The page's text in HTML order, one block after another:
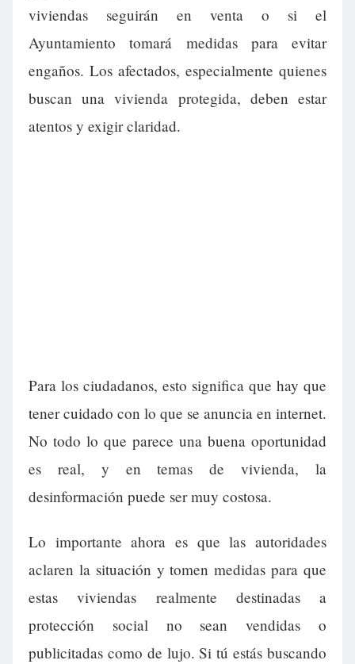
viviendas seguirán en venta o si el
Ayuntamiento tomará medidas para evitar
engaños. Los afectados, especialmente quienes
buscan una vivienda protegida, deben estar
atentos y exigir claridad.
Para los ciudadanos, esto significa que hay que
tener cuidado con lo que se anuncia en internet.
No todo lo que parece una buena oportunidad
es real, y en temas de vivienda, la
desinformación puede ser muy costosa.
Lo importante ahora es que las autoridades
aclaren la situación y tomen medidas para que
estas viviendas realmente destinadas a
protección social no sean vendidas o
publicitadas como de lujo. Si tú estás buscando